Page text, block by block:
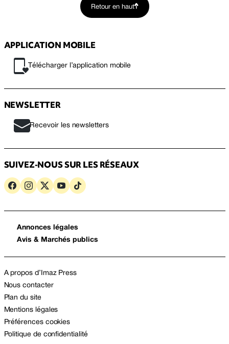
Retour en haut
APPLICATION MOBILE
Télécharger l’application mobile
NEWSLETTER
Recevoir les newsletters
SUIVEZ-NOUS SUR LES RÉSEAUX
Annonces légales
Avis & Marchés publics
A propos d’Imaz Press
Nous contacter
Plan du site
Mentions légales
Préférences cookies
Politique de confidentialité